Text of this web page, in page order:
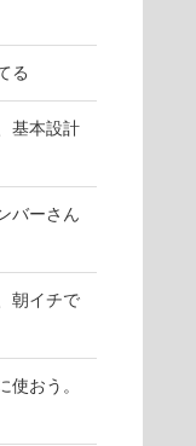
る
基本設計
バーさん
朝イチで
使おう。